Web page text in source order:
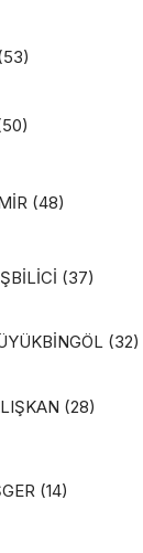
(48)
(37)
(32)
(28)
(14)